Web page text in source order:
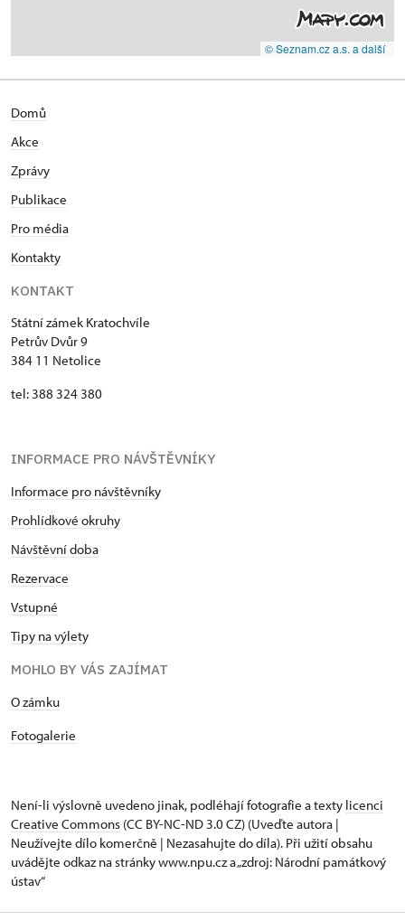
© Seznam.cz a.s. a další
Domů
Akce
Zprávy
Publikace
Pro média
Kontakty
KONTAKT
Státní zámek Kratochvíle
Petrův Dvůr 9
384 11 Netolice
tel: 388 324 380
INFORMACE PRO NÁVŠTĚVNÍKY
Informace pro návštěvníky
Prohlídkové okruhy
Návštěvní doba
Rezervace
Vstupné
Tipy na výlety
MOHLO BY VÁS ZAJÍMAT
​​​​​​O zámku
Fotogalerie
Není-li výslovně uvedeno jinak, podléhají fotografie a texty licenci
Creative Commons (CC BY-NC-ND 3.0 CZ) (Uveďte autora |
Neužívejte dílo komerčně | Nezasahujte do díla). Při užití obsahu
uvádějte odkaz na stránky www.npu.cz a „zdroj: Národní památkový
ústav“